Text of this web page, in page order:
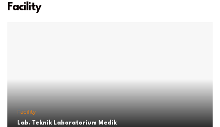
Facility
Facility
Lab. Teknik Laboratorium Medik